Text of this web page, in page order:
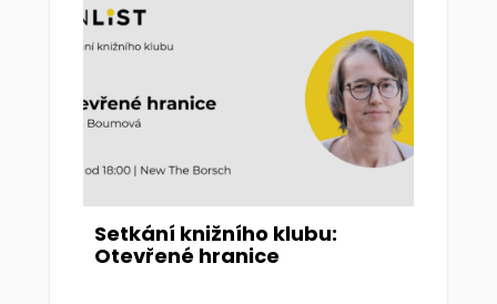
Setkání knižního klubu:
Otevřené hranice